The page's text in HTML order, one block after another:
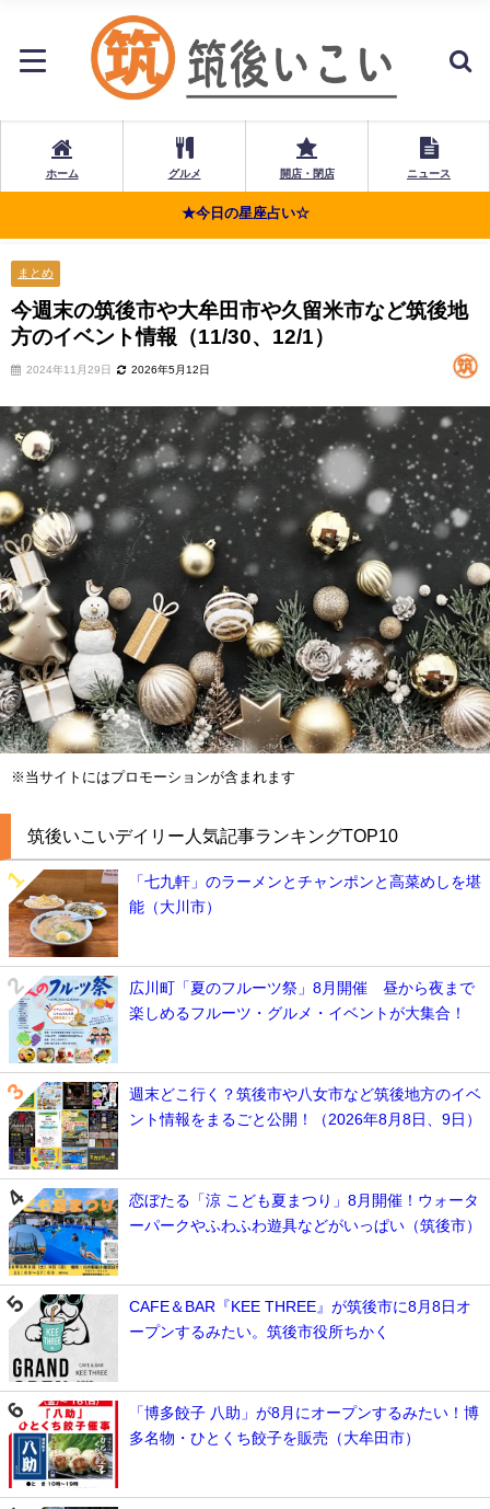
ホーム グルメ 開店・閉店 ニュース
★今日の星座占い☆
まとめ
今週末の筑後市や大牟田市や久留米市など筑後地
方のイベント情報（11/30、12/1）
2024年11月29日 2026年5月12日
※当サイトにはプロモーションが含まれます
筑後いこいデイリー人気記事ランキングTOP10
「七九軒」のラーメンとチャンポンと高菜めしを堪
能（大川市）
広川町「夏のフルーツ祭」8月開催 昼から夜まで
楽しめるフルーツ・グルメ・イベントが大集合！
週末どこ行く？筑後市や八女市など筑後地方のイベ
ント情報をまるごと公開！（2026年8月8日、9日）
恋ぼたる「涼 こども夏まつり」8月開催！ウォータ
ーパークやふわふわ遊具などがいっぱい（筑後市）
CAFE＆BAR『KEE THREE』が筑後市に8月8日オ
ープンするみたい。筑後市役所ちかく
「博多餃子 八助」が8月にオープンするみたい！博
多名物・ひとくち餃子を販売（大牟田市）